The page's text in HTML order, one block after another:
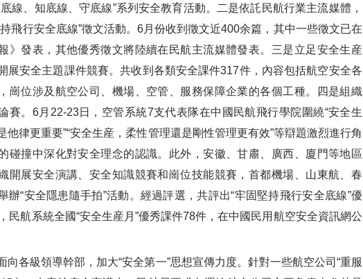
線、知底線、守底線”系列安全教育活動。二是依託民航行業主流媒體，
飛行安全底線”徵文活動。6月份收到徵文近400余篇，其中一些徵文已在
報》發表，其他優秀徵文將陸續在民航主流媒體發表。三是立足安全生産
展安全主題課件競賽。共收到各類安全課件317件，內容包括航空安全各
崗位涉及航空公司、機場、空管、服務保障企業的各個工種。四是組織
賽。6月22-23日，空管系統7支代表隊在中國民航飛行學院圍繞“安全生
他律更重要”“安全生産，柔性管理還是剛性管理更有效”等辯題激烈進行角
碰撞中深化對安全理念的認識。此外，安徽、甘肅、廣西、廈門等地區
開展安全演講、安全知識競賽和崗位技能競賽，首都機場、山東航、春
辦“安全隱患隨手拍”活動。經過評選，共評出“牢固堅持飛行安全底線”優
民航系統全國“安全生産月”優秀課件78件，在中國民用航空安全資訊網公
各級領導幹部，加大“安全第一”思想宣傳力度。針對一些航空公司“重服